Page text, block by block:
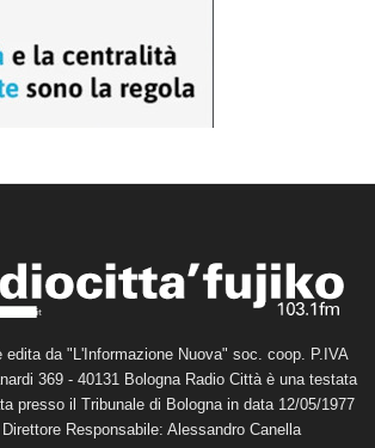
edita da "L'Informazione Nuova" soc. coop. P.IVA
369 - 40131 Bologna Radio Città è una testata
presso il Tribunale di Bologna in data 12/05/1977
Responsabile: Alessandro Canella